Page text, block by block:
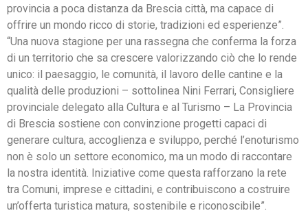
provincia a poca distanza da Brescia città, ma capace di
offrire un mondo ricco di storie, tradizioni ed esperienze”.
“Una nuova stagione per una rassegna che conferma la forza
di un territorio che sa crescere valorizzando ciò che lo rende
unico: il paesaggio, le comunità, il lavoro delle cantine e la
qualità delle produzioni – sottolinea Nini Ferrari, Consigliere
provinciale delegato alla Cultura e al Turismo – La Provincia
di Brescia sostiene con convinzione progetti capaci di
generare cultura, accoglienza e sviluppo, perché l’enoturismo
non è solo un settore economico, ma un modo di raccontare
la nostra identità. Iniziative come questa rafforzano la rete
tra Comuni, imprese e cittadini, e contribuiscono a costruire
un’offerta turistica matura, sostenibile e riconoscibile”.